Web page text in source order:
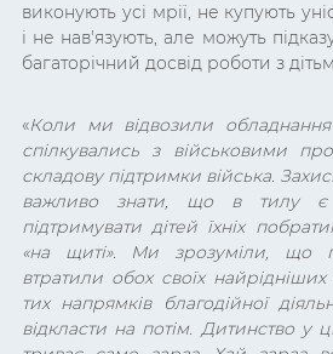
виконують усі мрії, не купують
і не нав'язують, але можуть
багаторічний досвід роботи з
«Коли ми відвозили
спілкувались з військовими
складову підтримки війська.
важливо знати, що в тилу
підтримувати дітей їхніх
«на щиті». Ми зрозуміли, що
втратили обох своїх
тих напрямків благодійної
відкласти на потім. Дитинство у